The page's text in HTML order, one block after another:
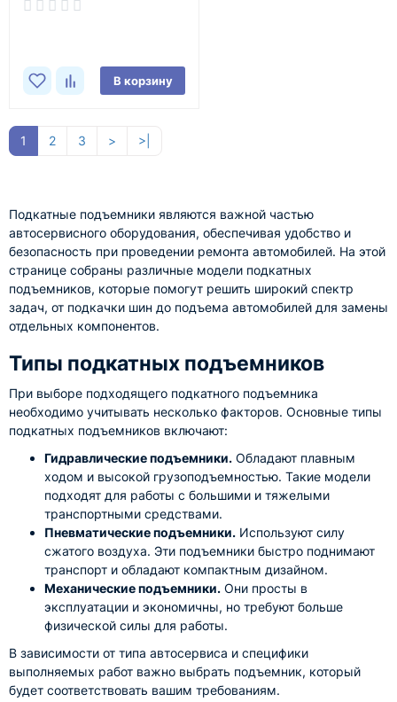
В корзину
1 2 3 > >|
Подкатные подъемники являются важной частью
автосервисного оборудования, обеспечивая удобство и
безопасность при проведении ремонта автомобилей. На этой
странице собраны различные модели подкатных
подъемников, которые помогут решить широкий спектр
задач, от подкачки шин до подъема автомобилей для замены
отдельных компонентов.
Типы подкатных подъемников
При выборе подходящего подкатного подъемника
необходимо учитывать несколько факторов. Основные типы
подкатных подъемников включают:
Гидравлические подъемники. Обладают плавным
ходом и высокой грузоподъемностью. Такие модели
подходят для работы с большими и тяжелыми
транспортными средствами.
Пневматические подъемники. Используют силу
сжатого воздуха. Эти подъемники быстро поднимают
транспорт и обладают компактным дизайном.
Механические подъемники. Они просты в
эксплуатации и экономичны, но требуют больше
физической силы для работы.
В зависимости от типа автосервиса и специфики
выполняемых работ важно выбрать подъемник, который
будет соответствовать вашим требованиям.